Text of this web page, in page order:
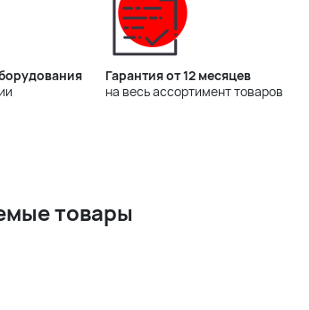
Гарантия от 12 месяцев
на весь ассортимент товаров
товары